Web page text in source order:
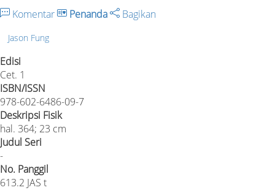
Komentar Penanda Bagikan
Jason Fung
Edisi
Cet. 1
ISBN/ISSN
978-602-6486-09-7
Deskripsi Fisik
hal. 364; 23 cm
Judul Seri
-
No. Panggil
613.2 JAS t